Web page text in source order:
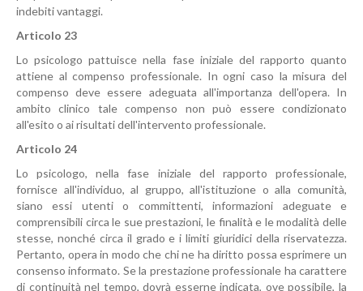
indebiti vantaggi.
Articolo 23
Lo psicologo pattuisce nella fase iniziale del rapporto quanto
attiene al compenso professionale. In ogni caso la misura del
compenso deve essere adeguata all'importanza dell'opera. In
ambito clinico tale compenso non può essere condizionato
all'esito o ai risultati dell'intervento professionale.
Articolo 24
Lo psicologo, nella fase iniziale del rapporto professionale,
fornisce all'individuo, al gruppo, all'istituzione o alla comunità,
siano essi utenti o committenti, informazioni adeguate e
comprensibili circa le sue prestazioni, le finalità e le modalità delle
stesse, nonché circa il grado e i limiti giuridici della riservatezza.
Pertanto, opera in modo che chi ne ha diritto possa esprimere un
consenso informato. Se la prestazione professionale ha carattere
di continuità nel tempo, dovrà esserne indicata, ove possibile, la